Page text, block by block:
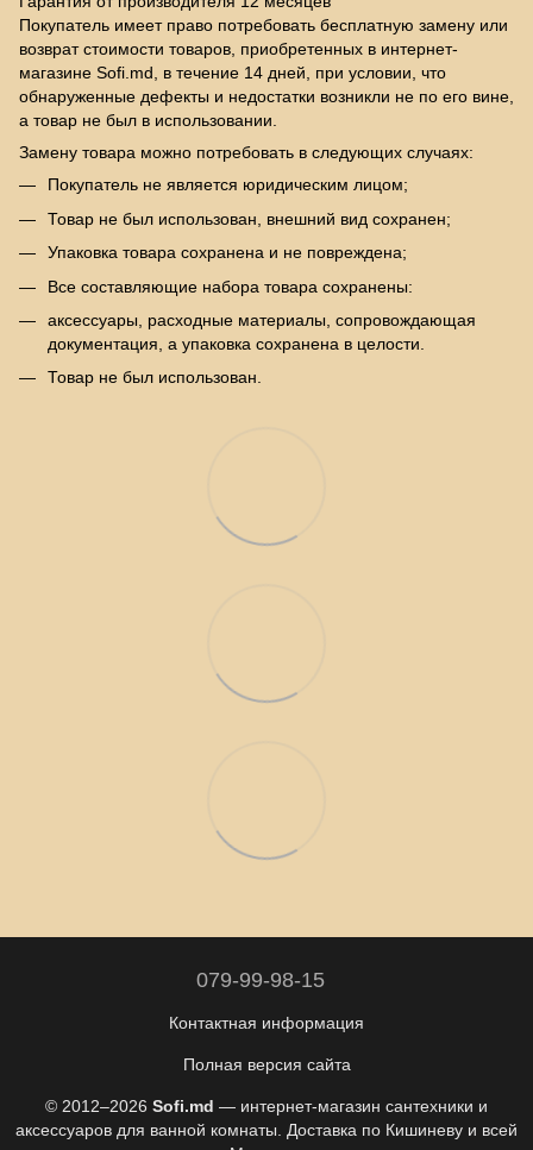
Покупатель имеет право потребовать бесплатную замену или
возврат стоимости товаров, приобретенных в интернет-
магазине Sofi.md, в течение 14 дней, при условии, что
обнаруженные дефекты и недостатки возникли не по его вине,
а товар не был в использовании.
Замену товара можно потребовать в следующих случаях:
Покупатель не является юридическим лицом;
Товар не был использован, внешний вид сохранен;
Упаковка товара сохранена и не повреждена;
Все составляющие набора товара сохранены:
аксессуары, расходные материалы, сопровождающая
документация, а упаковка сохранена в целости.
Товар не был использован.
079-99-98-15
Контактная информация
Полная версия сайта
© 2012–2026 Sofi.md — интернет-магазин сантехники и
аксессуаров для ванной комнаты. Доставка по Кишиневу и всей